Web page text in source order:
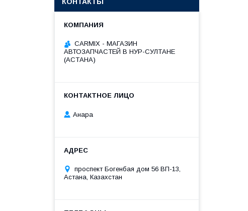
СARMIX - МАГАЗИН
АВТОЗАПЧАСТЕЙ В НУР-СУЛТАНЕ
(АСТАНА)
Анара
проспект Богенбая дом 56 ВП-13,
Астана, Казахстан